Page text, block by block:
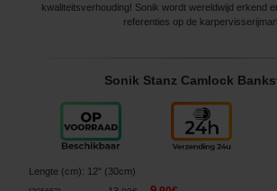
kwaliteitsverhouding! Sonik wordt wereldwijd erkend
referenties op de
Sonik Stanz Camlock
Lengte (cm): 12" (30cm)